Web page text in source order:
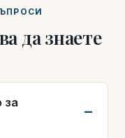
да знаете
за